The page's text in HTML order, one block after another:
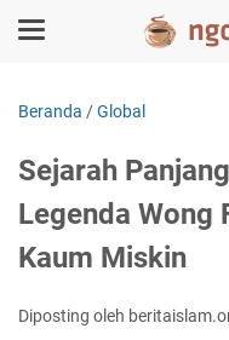
Beranda /Global
Sejarah
Legenda Wong
Kaum Miskin
Diposting oleh